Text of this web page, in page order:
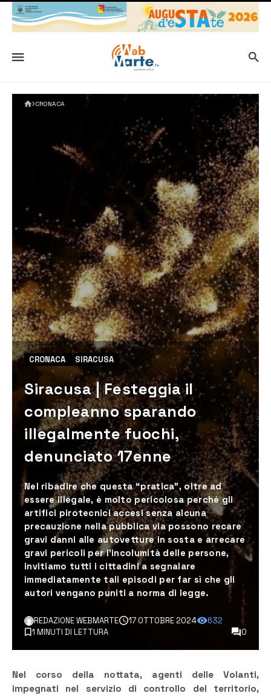
CRONACA
CRONACA SIRACUSA
Siracusa | Festeggia il
compleanno sparando
illegalmente fuochi,
denunciato 17enne
Nel ribadire che questa “pratica”, oltre ad
essere illegale, è molto pericolosa perché gli
artifici pirotecnici accesi senza alcuna
precauzione nella pubblica via possono recare
gravi danni alle autovetture in sosta e arrecare
gravi pericoli per l’incolumità delle persone,
invitiamo tutti i cittadini a segnalare
immediatamente tali episodi per far sì che gli
autori vengano puniti a norma di legge.
REDAZIONE WEBMARTE 17 OTTOBRE 2024
632
1 MINUTI DI LETTURA
0
Nel corso della nottata, agenti delle Volanti,
impegnati nel servizio di controllo del territorio,